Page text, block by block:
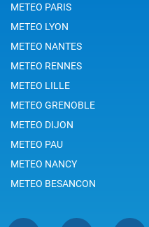
METEO PARIS
METEO LYON
METEO NANTES
METEO RENNES
METEO LILLE
METEO GRENOBLE
METEO DIJON
METEO PAU
METEO NANCY
METEO BESANCON